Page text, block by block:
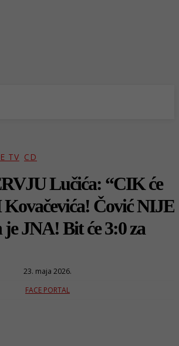
TV CD
Lučića: “CIK će
Čović NIJE
JNA! Bit će 3:0 za
23. maja 2026.
FACE PORTAL